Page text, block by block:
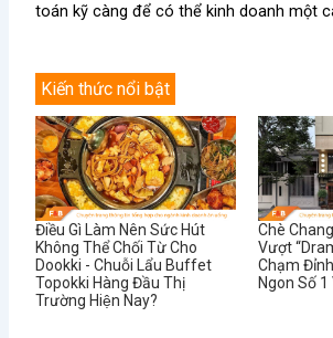
toán kỹ càng để có thể kinh doanh một
Kiến thức nổi bật
Điều Gì Làm Nên Sức Hút
Không Thể Chối Từ Cho
Dookki - Chuỗi Lẩu Buffet
Topokki Hàng Đầu Thị
Trường Hiện Nay?
Chè
Vượt
Chạm
Ngon Số